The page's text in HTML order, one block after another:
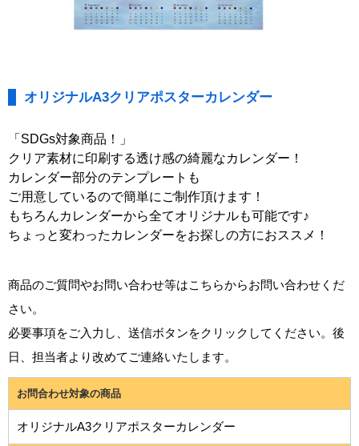
オリジナルA3クリアポスターカレンダー
「SDGs対象商品！」
クリア素材に印刷する透け感の綺麗なカレンダー！
カレンダー部分のテンプレートも
ご用意しているので簡単にご制作頂けます！
もちろんカレンダーから全てオリジナルも可能です♪
ちょっと変わったカレンダーをお探しの方におススメ！
商品のご質問やお問い合わせ等はこちらからお問い合わせくだ
さい。
必要事項をご入力し、送信ボタンをクリックしてください。後
日、担当者より改めてご連絡いたします。
お問合わせ対象の商品
オリジナルA3クリアポスターカレンダー